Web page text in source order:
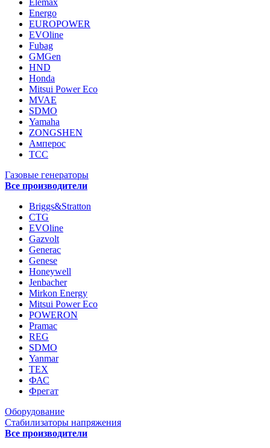
Elemax
Energo
EUROPOWER
EVOline
Fubag
GMGen
HND
Honda
Mitsui Power Eco
MVAE
SDMO
Yamaha
ZONGSHEN
Амперос
ТСС
Газовые генераторы
Все производители
Briggs&Stratton
CTG
EVOline
Gazvolt
Generac
Genese
Honeywell
Jenbacher
Mirkon Energy
Mitsui Power Eco
POWERON
Pramac
REG
SDMO
Yanmar
ТЕХ
ФАС
Фрегат
Оборудование
Стабилизаторы напряжения
Все производители